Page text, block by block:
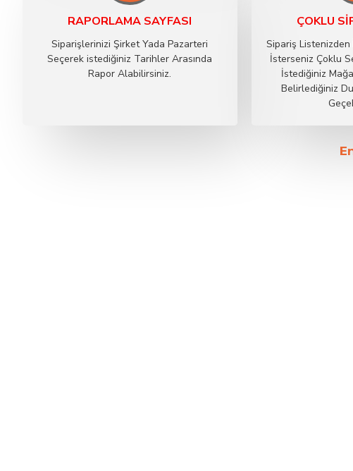
RAPORLAMA SAYFASI
Siparişlerinizi Şirket Yada Pazarteri
Seçerek istediğiniz Tarihler Arasında
Rapor Alabilirsiniz.
ÇOKLU
Sipariş
İsterseniz Çoklu
İstediğiniz
Belirlediğiniz